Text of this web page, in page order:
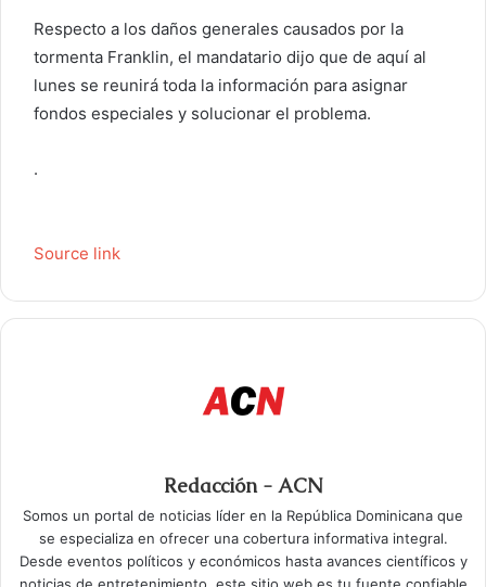
Respecto a los daños generales causados ​​por la
tormenta Franklin, el mandatario dijo que de aquí al
lunes se reunirá toda la información para asignar
fondos especiales y solucionar el problema.
.
Source link
Redacción - ACN
Somos un portal de noticias líder en la República Dominicana que
se especializa en ofrecer una cobertura informativa integral.
Desde eventos políticos y económicos hasta avances científicos y